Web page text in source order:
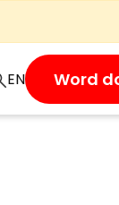
EN Word